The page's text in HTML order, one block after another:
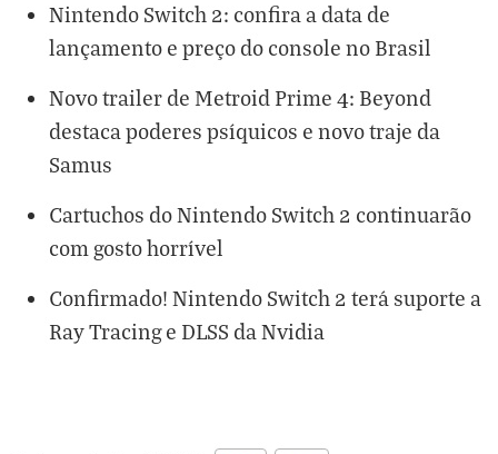
Nintendo Switch 2: confira a data de
lançamento e preço do console no Brasil
Novo trailer de Metroid Prime 4: Beyond
destaca poderes psíquicos e novo traje da
Samus
Cartuchos do Nintendo Switch 2 continuarão
com gosto horrível
Confirmado! Nintendo Switch 2 terá suporte a
Ray Tracing e DLSS da Nvidia